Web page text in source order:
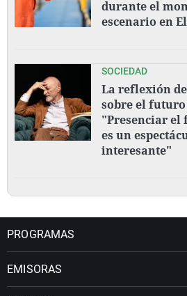
durante el
escenario en
SOCIEDAD
La reflexión
sobre el futuro
"Presenciar el
es un
interesante"
PROGRAMAS
EMISORAS